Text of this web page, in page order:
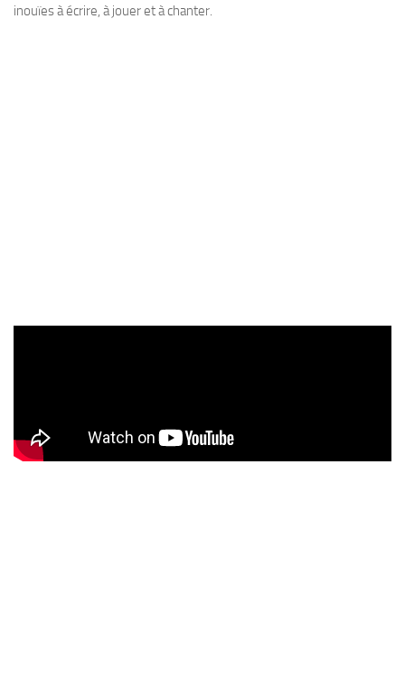
inouïes à écrire, à jouer et à chanter.